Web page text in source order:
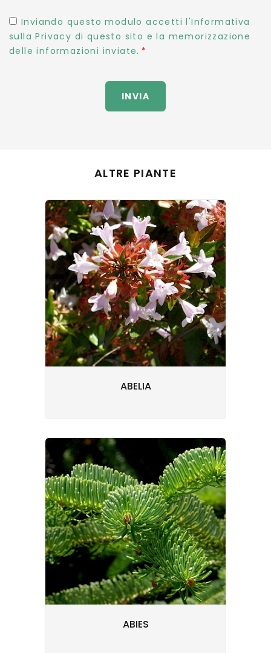
Inviando questo modulo accetti l'Informativa
sulla Privacy di questo sito e la memorizzazione
delle informazioni inviate.
INVIA
ALTRE PIANTE
ABELIA
ABIES